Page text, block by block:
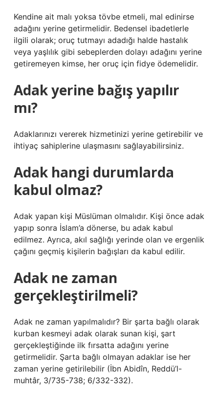
Kendine ait malı yoksa tövbe etmeli, mal edinirse
adağını yerine getirmelidir. Bedensel ibadetlerle
ilgili olarak; oruç tutmayı adadığı halde hastalık
veya yaşlılık gibi sebeplerden dolayı adağını yerine
getiremeyen kimse, her oruç için fidye ödemelidir.
Adak yerine bağış yapılır
mı?
Adaklarınızı vererek hizmetinizi yerine getirebilir ve
ihtiyaç sahiplerine ulaşmasını sağlayabilirsiniz.
Adak hangi durumlarda
kabul olmaz?
Adak yapan kişi Müslüman olmalıdır. Kişi önce adak
yapıp sonra İslam’a dönerse, bu adak kabul
edilmez. Ayrıca, akıl sağlığı yerinde olan ve ergenlik
çağını geçmiş kişilerin bağışları da kabul edilir.
Adak ne zaman
gerçekleştirilmeli?
Adak ne zaman yapılmalıdır? Bir şarta bağlı olarak
kurban kesmeyi adak olarak sunan kişi, şart
gerçekleştiğinde ilk fırsatta adağını yerine
getirmelidir. Şarta bağlı olmayan adaklar ise her
zaman yerine getirilebilir (İbn Abidîn, Reddü’l-
muhtâr, 3/735-738; 6/332-332).